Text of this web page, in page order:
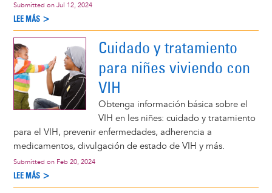
Submitted on Jul 12, 2024
LEE MÁS >
Cuidado y tratamiento
para niñes viviendo con
VIH
Obtenga información básica sobre el
VIH en les niñes: cuidado y tratamiento
para el VIH, prevenir enfermedades, adherencia a
medicamentos, divulgación de estado de VIH y más.
Submitted on Feb 20, 2024
LEE MÁS >